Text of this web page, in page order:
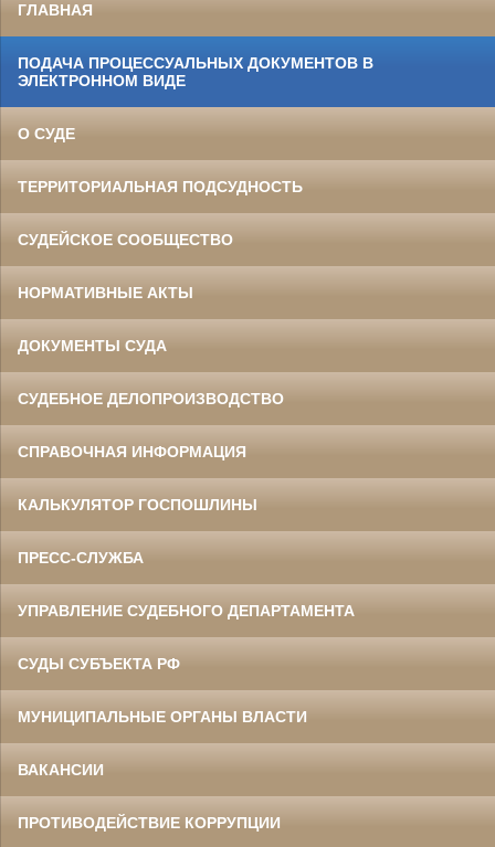
ГЛАВНАЯ
ПОДАЧА ПРОЦЕССУАЛЬНЫХ ДОКУМЕНТОВ В
ЭЛЕКТРОННОМ ВИДЕ
О СУДЕ
ТЕРРИТОРИАЛЬНАЯ ПОДСУДНОСТЬ
СУДЕЙСКОЕ СООБЩЕСТВО
НОРМАТИВНЫЕ АКТЫ
ДОКУМЕНТЫ СУДА
СУДЕБНОЕ ДЕЛОПРОИЗВОДСТВО
СПРАВОЧНАЯ ИНФОРМАЦИЯ
КАЛЬКУЛЯТОР ГОСПОШЛИНЫ
ПРЕСС-СЛУЖБА
УПРАВЛЕНИЕ СУДЕБНОГО ДЕПАРТАМЕНТА
СУДЫ СУБЪЕКТА РФ
МУНИЦИПАЛЬНЫЕ ОРГАНЫ ВЛАСТИ
ВАКАНСИИ
ПРОТИВОДЕЙСТВИЕ КОРРУПЦИИ